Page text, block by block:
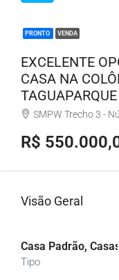
PRONTO VENDA
EXCELENTE
CASA NA
SMPW Trecho 3 -
R$
Visão Geral
Casa Padrão, Casas
Tipo